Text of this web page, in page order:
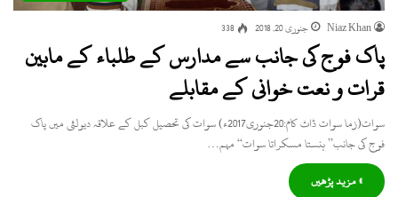
Niaz Khan جنوری 20, 2018 338
پاک فوج کی جانب سے مدارس کے طلباء کے مابین
قرات و نعت خوانی کے مقابلے
سوات(زما سوات ڈاٹ کام:20جنوری2017ء) سوات کی تحصیل کبل کے علاقہ دیولئی میں پاک
فوج کی جانب’’ ہنستا مسکراتا سوات‘‘ مہم…
» مزید پڑھیں